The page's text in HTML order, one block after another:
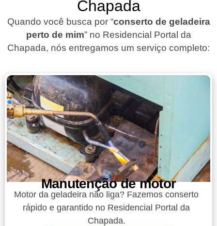
Chapada
Quando você busca por “conserto de geladeira
perto de mim” no Residencial Portal da
Chapada, nós entregamos um serviço completo:
Manutenção de motor
Motor da geladeira não liga? Fazemos conserto
rápido e garantido no Residencial Portal da
Chapada.